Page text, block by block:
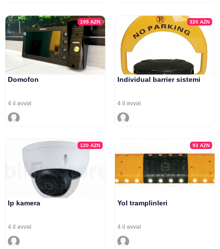
195AZN
Domofon
4 il əvvəl
320 AZN
Individual barrier sistemi
4 il əvvəl
120AZN
Ip kamera
4 il əvvəl
93 AZN
Yol tramplinleri
4 il əvvəl